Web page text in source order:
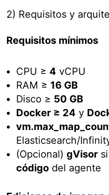
2) Requisitos y
Requisitos mínimos
CPU ≥ 4 vCPU
RAM ≥ 16 GB
Disco ≥ 50 GB
Docker ≥ 24 y
Elasticsearch/
(Opcional)gVisor
código del agente